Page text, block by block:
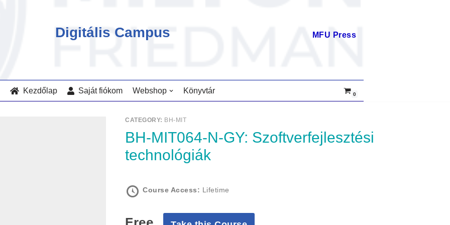
Digitális Campus MFU Press
Kezdőlap Saját fiókom Webshop Könyvtár 0
CATEGORY: BH-MIT
BH-MIT064-N-GY: Szoftverfejlesztési
technológiák
Course Access: Lifetime